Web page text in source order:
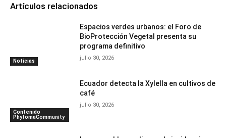
Artículos relacionados
Noticias
Espacios verdes urbanos: el Foro de
BioProtección Vegetal presenta su
programa definitivo
julio 30, 2026
Contenido
PhytomaCommunity
Ecuador detecta la Xylella en cultivos de
café
julio 30, 2026